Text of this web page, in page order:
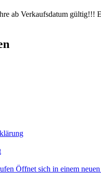
ab Verkaufsdatum gültig!!!
Öffnet sich in einem